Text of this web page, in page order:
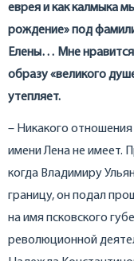
еврея и как калмыка
рождение» под
Елены… Мне нравится
образу «великого
утепляет.
– Никакого
имени Лена не имеет.
когда Владимиру
границу, он подал
на имя псковского
революционной